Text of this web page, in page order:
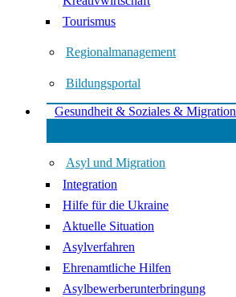
Tourismus
Regionalmanagement
Bildungsportal
Gesundheit & Soziales & Migration
Asyl und Migration
Integration
Hilfe für die Ukraine
Aktuelle Situation
Asylverfahren
Ehrenamtliche Hilfen
Asylbewerberunterbringung